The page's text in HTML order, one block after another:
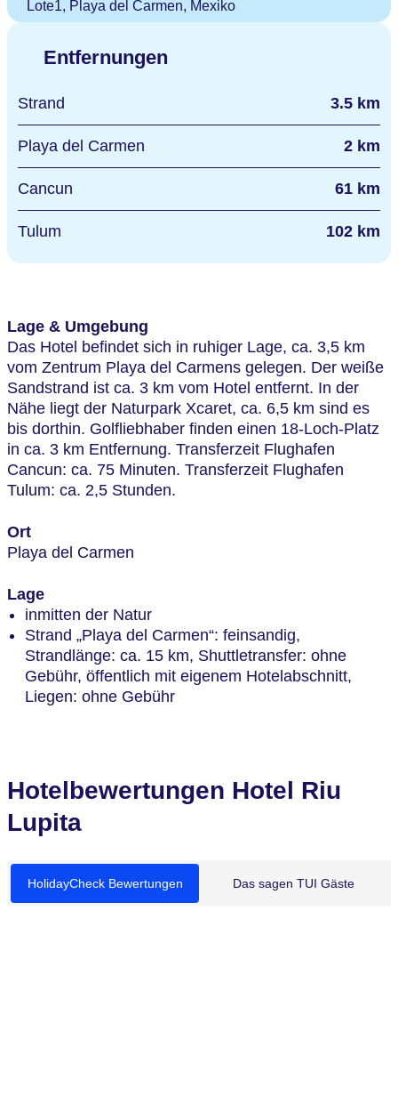
Lote1, Playa del Carmen, Mexiko
Entfernungen
Strand 3.5 km
Playa del Carmen 2 km
Cancun 61 km
Tulum 102 km
Lage & Umgebung
Das Hotel befindet sich in ruhiger Lage, ca. 3,5 km
vom Zentrum Playa del Carmens gelegen. Der weiße
Sandstrand ist ca. 3 km vom Hotel entfernt. In der
Nähe liegt der Naturpark Xcaret, ca. 6,5 km sind es
bis dorthin. Golfliebhaber finden einen 18-Loch-Platz
in ca. 3 km Entfernung. Transferzeit Flughafen
Cancun: ca. 75 Minuten. Transferzeit Flughafen
Tulum: ca. 2,5 Stunden.
Ort
Playa del Carmen
Lage
inmitten der Natur
Strand „Playa del Carmen“: feinsandig,
Strandlänge: ca. 15 km, Shuttletransfer: ohne
Gebühr, öffentlich mit eigenem Hotelabschnitt,
Liegen: ohne Gebühr
Hotelbewertungen Hotel Riu
Lupita
HolidayCheck Bewertungen Das sagen TUI Gäste